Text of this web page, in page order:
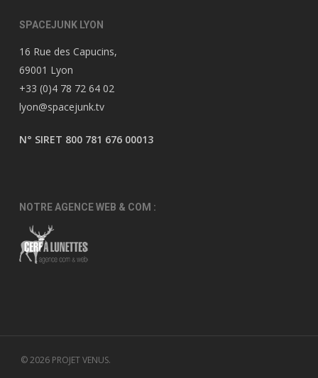
SPACEJUNK LYON
16 Rue des Capucins,
69001 Lyon
+33 (0)4 78 72 64 02
lyon@spacejunk.tv
N° SIRET 800 781 676 00013
NOTRE AGENCE WEB & COM :
© 2026 PROJET VENUS.